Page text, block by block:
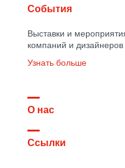
События
Выставки и
компаний и дизайнеров
Узнать больше
О нас
Ссылки